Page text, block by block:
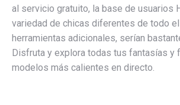
al servicio gratuito, la base de usuarios
variedad de chicas diferentes de todo
herramientas adicionales, serían
Disfruta y explora todas tus fantasías y
modelos más calientes en directo.